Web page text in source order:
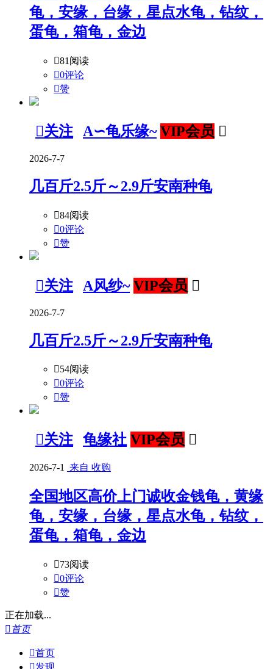
龟，安缘，台缘，星点水龟，钻纹，
蛋龟，箱龟，金边
81阅读
0评论
赞
关注 A∽龟乐缘~ VIP会员 
2026-7-7
几百斤2.5斤～2.9斤安南种龟
84阅读
0评论
赞
关注 A风纱~ VIP会员 
2026-7-7
几百斤2.5斤～2.9斤安南种龟
54阅读
0评论
赞
关注 龟缘社 VIP会员 
2026-7-1 来自 收购
全国地区高价上门诚收金钱龟，黄缘
龟，安缘，台缘，星点水龟，钻纹，
蛋龟，箱龟，金边
73阅读
0评论
赞
正在加载...
 首页
首页
发现